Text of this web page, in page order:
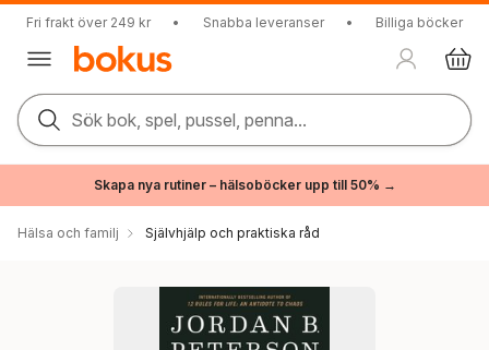
Fri frakt över 249 kr • Snabba leveranser • Billiga böcker
Sök bok, spel, pussel, penna...
Skapa nya rutiner – hälsoböcker upp till 50% →
Hälsa och familj Självhjälp och praktiska råd